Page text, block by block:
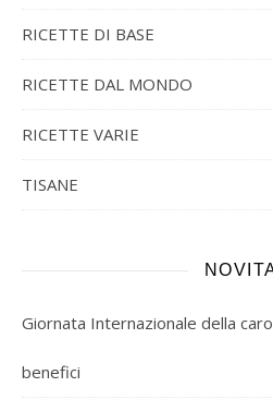
RICETTE DI BASE
RICETTE DAL MONDO
RICETTE VARIE
TISANE
Giornata Internazionale della
benefici